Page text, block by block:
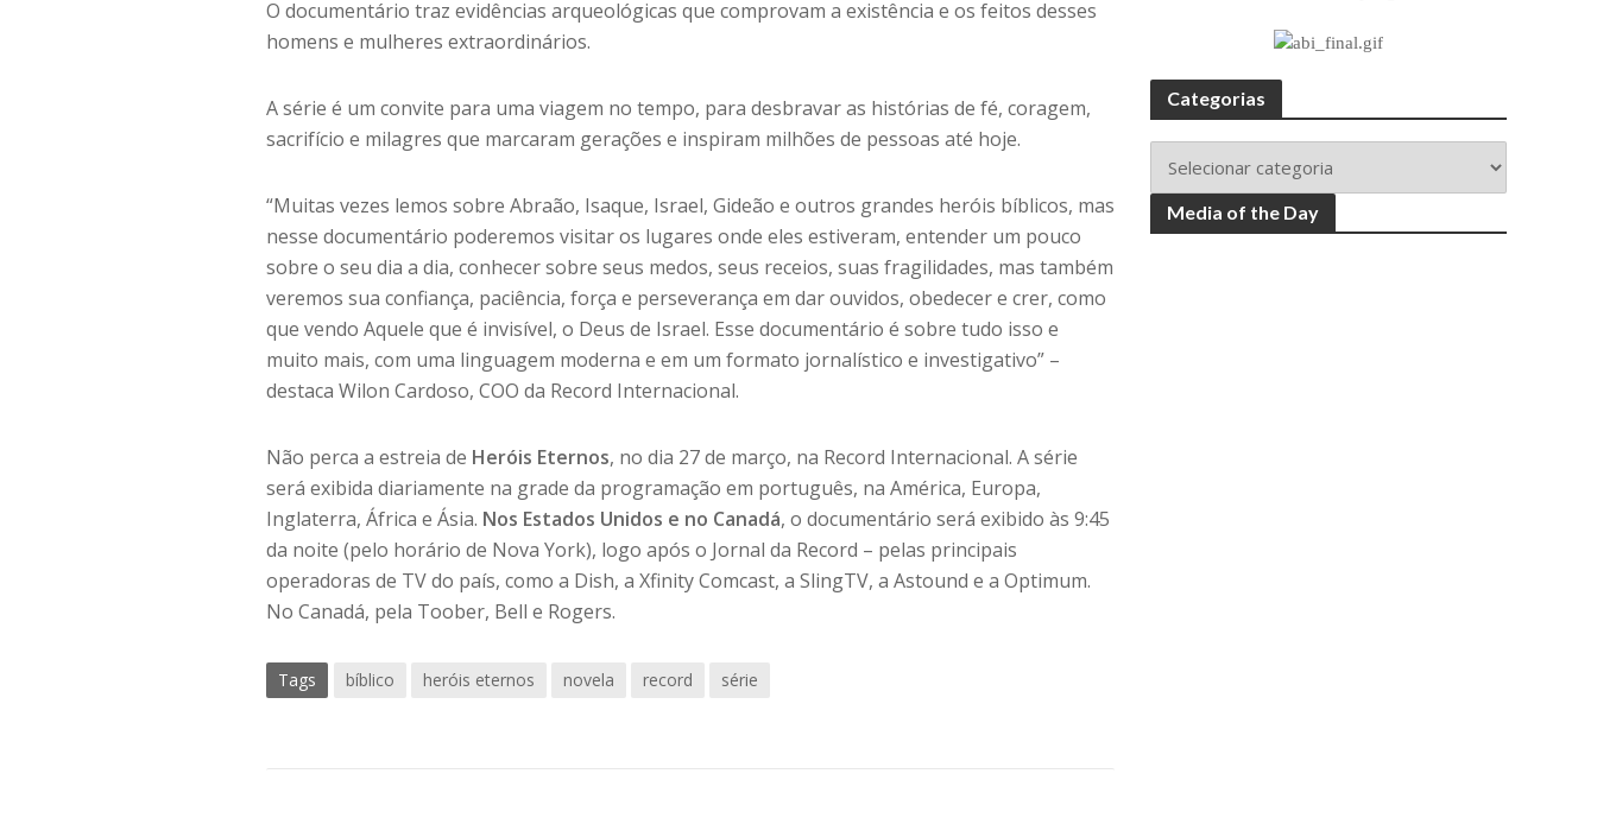
O documentário traz evidências arqueológicas que comprovam a existência e os feitos desses
homens e mulheres extraordinários.
A série é um convite para uma viagem no tempo, para desbravar as histórias de fé, coragem,
sacrifício e milagres que marcaram gerações e inspiram milhões de pessoas até hoje.
“Muitas vezes lemos sobre Abraão, Isaque, Israel, Gideão e outros grandes heróis bíblicos, mas
nesse documentário poderemos visitar os lugares onde eles estiveram, entender um pouco
sobre o seu dia a dia, conhecer sobre seus medos, seus receios, suas fragilidades, mas também
veremos sua confiança, paciência, força e perseverança em dar ouvidos, obedecer e crer, como
que vendo Aquele que é invisível, o Deus de Israel. Esse documentário é sobre tudo isso e
muito mais, com uma linguagem moderna e em um formato jornalístico e investigativo” –
destaca Wilon Cardoso, COO da Record Internacional.
Não perca a estreia de Heróis Eternos, no dia 27 de março, na Record Internacional. A série
será exibida diariamente na grade da programação em português, na América, Europa,
Inglaterra, África e Ásia. Nos Estados Unidos e no Canadá, o documentário será exibido às 9:45
da noite (pelo horário de Nova York), logo após o Jornal da Record – pelas principais
operadoras de TV do país, como a Dish, a Xfinity Comcast, a SlingTV, a Astound e a Optimum.
No Canadá, pela Toober, Bell e Rogers.
Tags bíblico heróis eternos novela record série
Categorias
Media of the Day